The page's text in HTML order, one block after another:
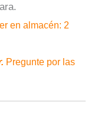
en almacén: 2
Pregunte por las